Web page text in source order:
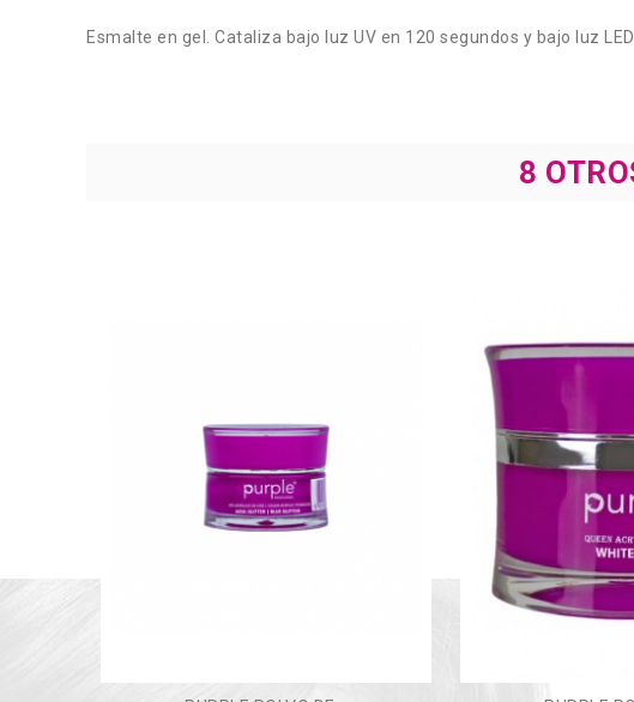
Esmalte en gel. Cataliza bajo luz UV en 120 segundos y bajo luz
8